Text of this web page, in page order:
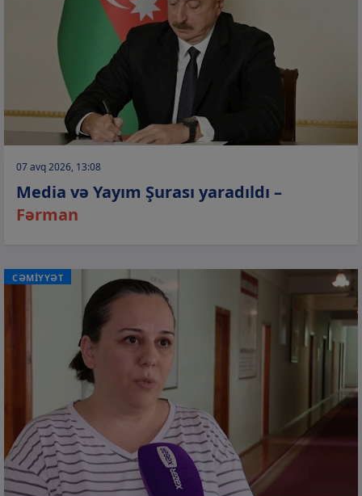
07 avq 2026, 13:08
Media və Yayım Şurası yaradıldı –
Fərman
CƏMİYYƏT